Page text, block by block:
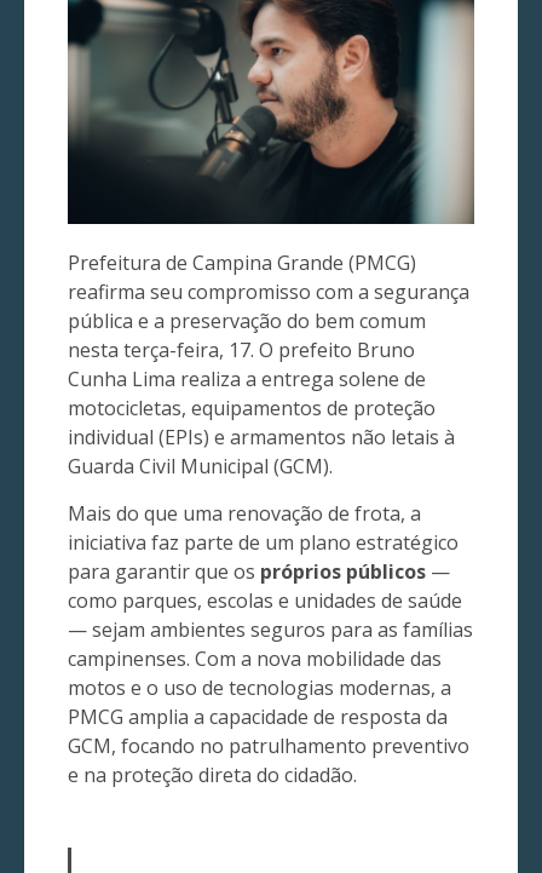
Prefeitura de Campina Grande (PMCG)
reafirma seu compromisso com a segurança
pública e a preservação do bem comum
nesta terça-feira, 17. O prefeito Bruno
Cunha Lima realiza a entrega solene de
motocicletas, equipamentos de proteção
individual (EPIs) e armamentos não letais à
Guarda Civil Municipal (GCM).
Mais do que uma renovação de frota, a
iniciativa faz parte de um plano estratégico
para garantir que os próprios públicos —
como parques, escolas e unidades de saúde
— sejam ambientes seguros para as famílias
campinenses. Com a nova mobilidade das
motos e o uso de tecnologias modernas, a
PMCG amplia a capacidade de resposta da
GCM, focando no patrulhamento preventivo
e na proteção direta do cidadão.